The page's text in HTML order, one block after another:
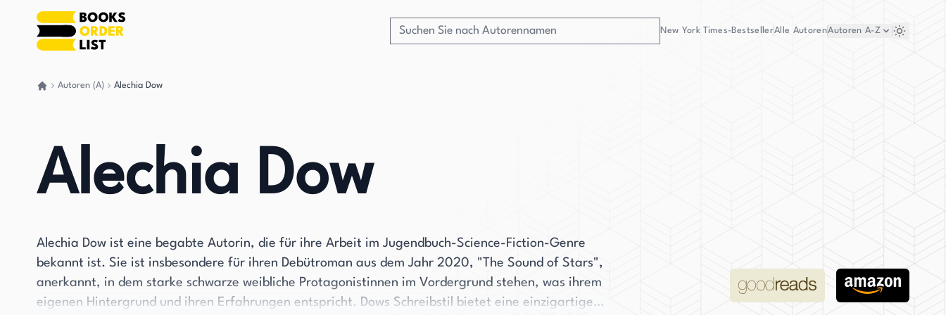
New York Times-BestsellerAlle AutorenAutoren A-Z
Autoren (A) Alechia Dow
Alechia Dow
Alechia Dow ist eine begabte Autorin, die für ihre Arbeit im Jugendbuch-Science-Fiction-Genre
bekannt ist. Sie ist insbesondere für ihren Debütroman aus dem Jahr 2020, "The Sound of Stars",
anerkannt, in dem starke schwarze weibliche Protagonistinnen im Vordergrund stehen, was ihrem
eigenen Hintergrund und ihren Erfahrungen entspricht. Dows Schreibstil bietet eine einzigartige